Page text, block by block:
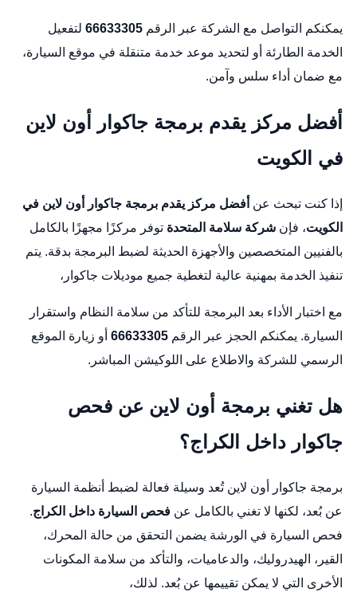
يمكنكم التواصل مع الشركة عبر الرقم 66633305لتفعيل
الخدمة الطارئة أو لتحديد موعد خدمة متنقلة في موقع السيارة،
مع ضمان أداء سلس وآمن.
أفضل مركز يقدم برمجة جاكوار أون لاين
في الكويت
إذا كنت تبحث عن أفضل مركز يقدم برمجة جاكوار أون لاين في
الكويت، فإن شركة سلامة المتحدة توفر مركزًا مجهزًا بالكامل
بالفنيين المتخصصين والأجهزة الحديثة لضبط البرمجة بدقة. يتم
تنفيذ الخدمة بمهنية عالية لتغطية جميع موديلات جاكوار،
مع اختبار الأداء بعد البرمجة للتأكد من سلامة النظام واستقرار
السيارة. يمكنكم الحجز عبر الرقم 66633305أو زيارة الموقع
الرسمي للشركة والاطلاع على اللوكيشن المباشر .
هل تغني برمجة أون لاين عن فحص
جاكوار داخل الكراج؟
برمجة جاكوار أون لاين تُعد وسيلة فعالة لضبط أنظمة السيارة
عن بُعد، لكنها لا تغني بالكامل عن فحص السيارة داخل الكراج.
فحص السيارة في الورشة يضمن التحقق من حالة المحرك،
القير، الهيدروليك، والدعاميات، والتأكد من سلامة المكونات
الأخرى التي لا يمكن تقييمها عن بُعد. لذلك،